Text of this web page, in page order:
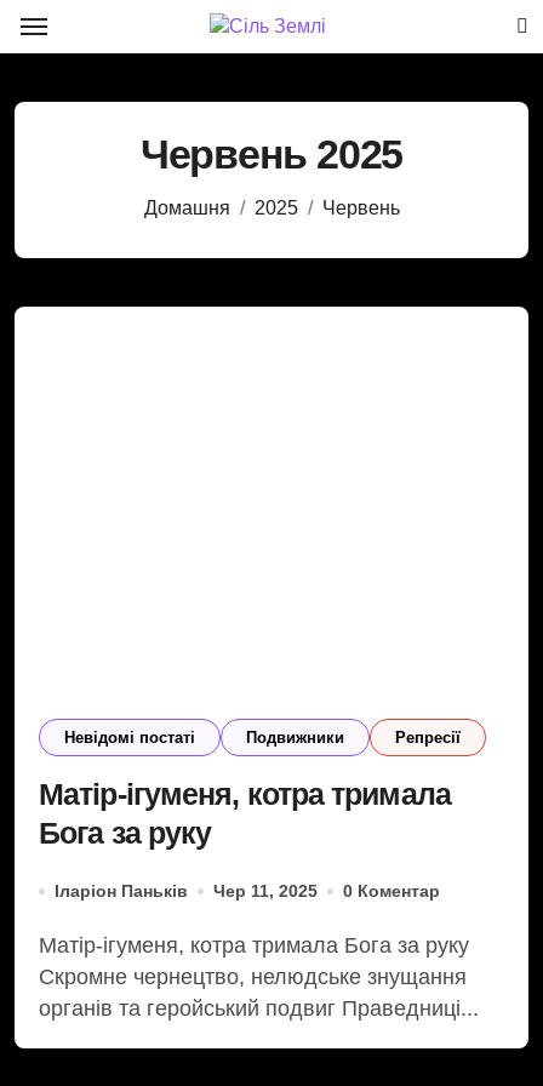
Червень 2025
Домашня 2025 Червень
Невідомі постаті Подвижники Репресії
Матір-ігуменя, котра тримала
Бога за руку
Іларіон Паньків Чер 11, 2025 0 Коментар
Матір-ігуменя, котра тримала Бога за руку
Скромне чернецтво, нелюдське знущання
органів та геройський подвиг Праведниці...